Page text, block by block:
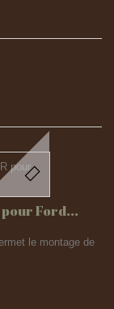
pour Ford...
le montage de